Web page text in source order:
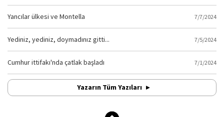
Yancılar ülkesi ve Montella 7/7/2024
Yediniz, yediniz, doymadınız gitti... 7/5/2024
Cumhur ittifakı'nda çatlak başladı 7/1/2024
Yazarın Tüm Yazıları